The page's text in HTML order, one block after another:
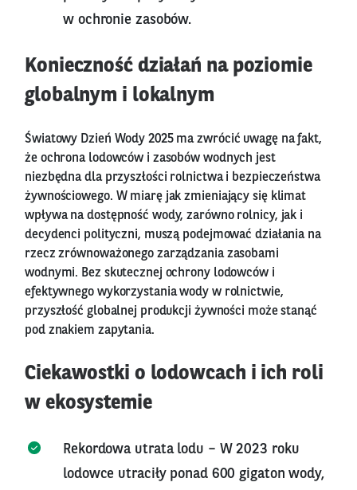
w ochronie zasobów.
Konieczność działań na poziomie
globalnym i lokalnym
Światowy Dzień Wody 2025 ma zwrócić uwagę na fakt,
że ochrona lodowców i zasobów wodnych jest
niezbędna dla przyszłości rolnictwa i bezpieczeństwa
żywnościowego. W miarę jak zmieniający się klimat
wpływa na dostępność wody, zarówno rolnicy, jak i
decydenci polityczni, muszą podejmować działania na
rzecz zrównoważonego zarządzania zasobami
wodnymi. Bez skutecznej ochrony lodowców i
efektywnego wykorzystania wody w rolnictwie,
przyszłość globalnej produkcji żywności może stanąć
pod znakiem zapytania.
Ciekawostki o lodowcach i ich roli
w ekosystemie
Rekordowa utrata lodu – W 2023 roku
lodowce utraciły ponad 600 gigaton wody,